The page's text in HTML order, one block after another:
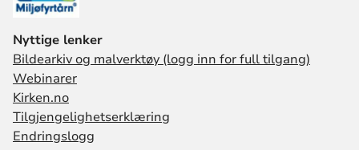
Nyttige lenker
Bildearkiv og malverktøy (logg inn for full tilgang)
Webinarer
Kirken.no
Tilgjengelighetserklæring
Endringslogg